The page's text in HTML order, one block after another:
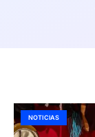
NOTICIAS